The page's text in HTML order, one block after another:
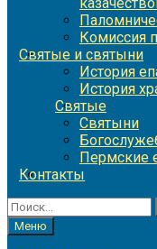
Комиссия
Святые и святыни
История
История
Святые
Святыни
Пермские
Контакты
Найти:
Меню